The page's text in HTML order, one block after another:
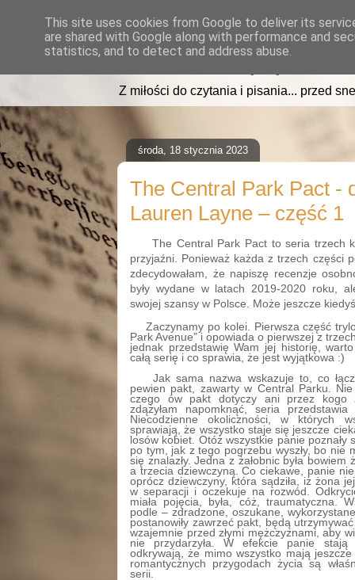
read2sleep.pl
Z miłości do czytania i pisania... przed
środa, 18 stycznia 2023
The Central Park Pact -
Lauren Layne – część 1
The Central Park Pact to seria trzech
przyjaźni. Ponieważ każda z trzech części
zdecydowałam, że napiszę recenzje
były wydane w latach 2019-2020 roku,
swojej szansy w Polsce. Może jeszcze
Zaczynamy po kolei. Pierwsza część
Park Avenue” i opowiada o pierwszej z
jednak przedstawię Wam jej historię,
całą serię i co sprawia, że jest wyjątkowa :)
Jak sama nazwa wskazuje to, co
pewien pakt, zawarty w Central Parku.
czego ów pakt dotyczy ani przez kogo
zdążyłam napomknąć, seria
Niecodzienne okoliczności, w których
sprawiają, że wszystko staje się jeszcze
losów kobiet. Otóż wszystkie panie poznały
po tym, jak z tego pogrzebu wyszły, bo nie
się znalazły. Jedna z żałobnic była
a trzecia dziewczyną. Co ciekawe, panie
oprócz dziewczyny, która sądziła, iż żona
w separacji i oczekuje na rozwód.
miała pojęcia, była, cóż, traumatyczna.
podle – zdradzone, oszukane,
postanowiły zawrzeć pakt, będą
wzajemnie przed złymi mężczyznami, aby
nie przydarzyła. W efekcie panie stają
odkrywają, że mimo wszystko mają
romantycznych przygodach życia są
serii.
This site uses cookies from Google to deliver its
are shared with Google along with performance and
statistics, and to detect and address abuse.